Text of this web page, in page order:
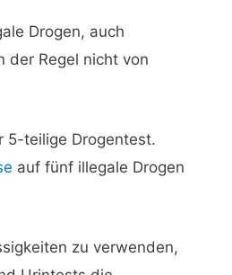
Drogen, auch
der Regel nicht von
5-teilige Drogentest.
auf fünf illegale Drogen
zu verwenden,